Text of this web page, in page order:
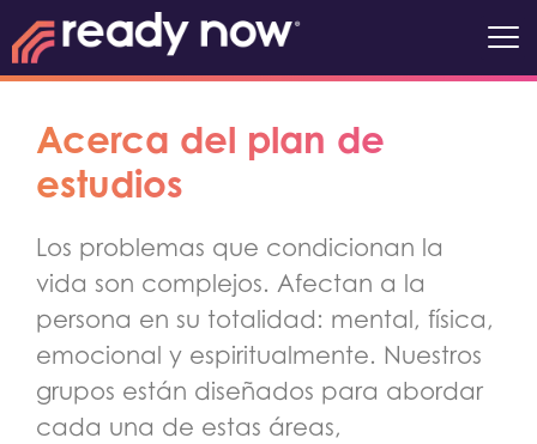
Acerca del plan de
estudios
Los problemas que condicionan la
vida son complejos. Afectan a la
persona en su totalidad: mental, física,
emocional y espiritualmente. Nuestros
grupos están diseñados para abordar
cada una de estas áreas,